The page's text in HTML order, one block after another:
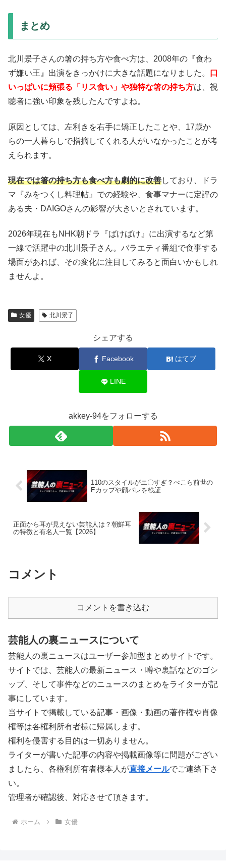
まとめ
北川景子さんの箸の持ち方や食べ方は、2008年の『食わ
ず嫌い王』出演をきっかけに大きな話題になりました。
口
いっぱいに頬張る「リス食い」や独特な箸の持ち方は、視
聴者に強い印象を残したんですよね。
原因としては、左利きを右手に矯正したことや、17歳か
らの一人暮らしで指摘してくれる人がいなかったことが考
えられます。
現在では箸の持ち方も食べ方も劇的に改善しており、ドラ
マ『みをつくし料理帖』での経験や、食事マナーに定評の
ある夫・DAIGOさんの影響が大きいとされています。
2026年現在もNHK朝ドラ『ばけばけ』に出演するなど第
一線で活躍中の北川景子さん。バラエティ番組で食事する
場面があれば、その変化に注目してみると面白いかもしれ
ませんよ。
女優 北川景子
シェアする
X Facebook はてブ
LINE
akkey-94をフォローする
110のスタイルがエ〇すぎ？ぺこら前世の
Eカップや顔バレを検証
正面から耳が見えない芸能人は？朝鮮耳
の特徴と有名人一覧【2026】
コメント
コメントを書き込む
芸能人の裏ニュースについて
芸能人の裏ニュースはユーザー参加型まとめサイトです。
サイトでは、芸能人の最新ニュース・噂や裏話などのゴシ
ップ、そして事件などのニュースのまとめをライターが記
事にしています。
当サイトで掲載している記事・画像・動画の著作権や肖像
権等は各権利所有者様に帰属します。
権利を侵害する目的は一切ありません。
ライターが書いた記事の内容や掲載画像等に問題がござい
ましたら、各権利所有者様本人が直接メールでご連絡下さ
い。
管理者が確認後、対応させて頂きます。
ホーム 女優